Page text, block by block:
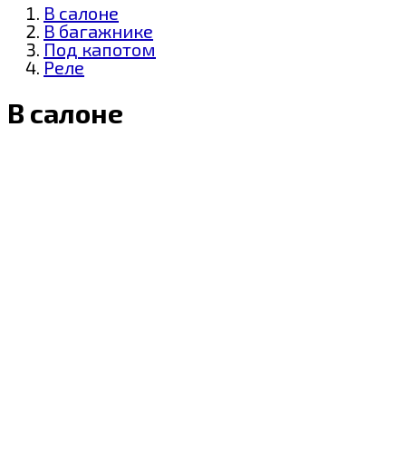
В салоне
В багажнике
Под капотом
Реле
В салоне